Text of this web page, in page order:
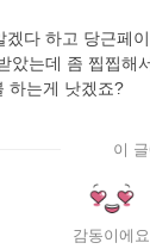
다 하고 당근
는데 좀 찝찝
하는게 낫겠죠?
이
감동이에요